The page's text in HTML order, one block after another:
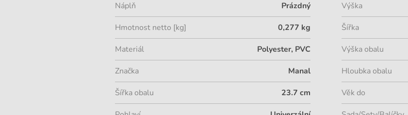
Náplň Prázdný
Hmotnost netto [kg] 0,277 kg
Materiál Polyester, PVC
Značka Manal
Šířka obalu 23.7 cm
Výška
Šířka
Výška obalu
Hloubka obalu
Věk do